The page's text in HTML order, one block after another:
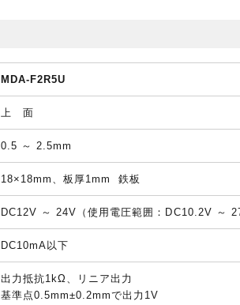
MDA-F2R5U
上 面
0.5 ～ 2.5mm
18×18mm、板厚1mm 鉄板
DC12V ～ 24V（使用電圧範囲：DC10.2V ～
DC10mA以下
出力抵抗1kΩ、リニア出力
基準点0.5mm±0.2mmで出力1V